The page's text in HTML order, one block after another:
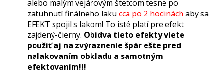
alebo malým vejárovým štetcom tesne po
zatuhnutí finálneho laku cca po 2 hodinách aby sa
EFEKT spojil s lakom! To isté platí pre efekt
zajdený-čierny. Obidva tieto efekty viete
použiť aj na zvýraznenie špár ešte pred
nalakovaním obkladu a samotným
efektovaním!!!